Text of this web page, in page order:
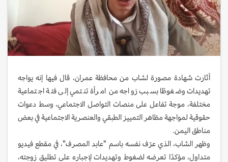
أثارت شهادة مصورة لشاب من محافظة عمران، قال فيها إنه يواجه
تهديدات وضغوطًا بسبب زواجه من امرأة تنتمي إلى فئة اجتماعية
مختلفة، موجة تفاعل على منصات التواصل الاجتماعي، وسط دعوات
حقوقية لمواجهة مظاهر التمييز الطبقي والعنصرية الاجتماعية في بعض
مناطق اليمن.
وظهر الشاب، الذي عرّف نفسه باسم "عابد المصرف"، في مقطع فيديو
متداول، مؤكدًا تعرضه لضغوط وتهديدات لإجباره على تطليق زوجته،